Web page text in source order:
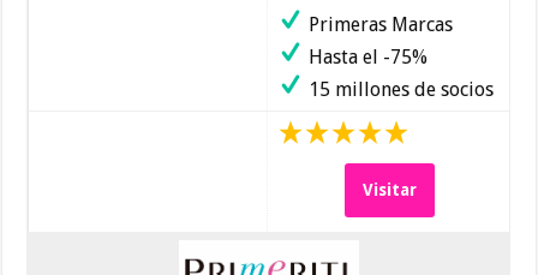
Primeras Marcas
Hasta el -75%
15 millones de socios
Visitar